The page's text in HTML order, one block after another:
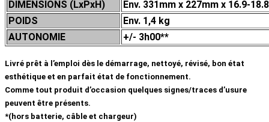
DIMENSIONS (LxPxH)
Env. 331mm x 227mm x 16.9-
POIDS
Env. 1,4 kg
AUTONOMIE
+/- 3h00**
Livré prêt à l’emploi dès le démarrage, nettoyé, révisé, bon état
esthétique et en parfait état de fonctionnement.
Comme tout produit d’occasion quelques signes/traces d’usure
peuvent être présents.
*(hors batterie, câble et chargeur)